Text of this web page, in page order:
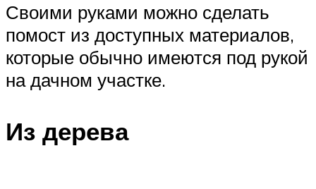
Своими руками можно сделать
помост из доступных материалов,
которые обычно имеются под рукой
на дачном участке.
Из дерева